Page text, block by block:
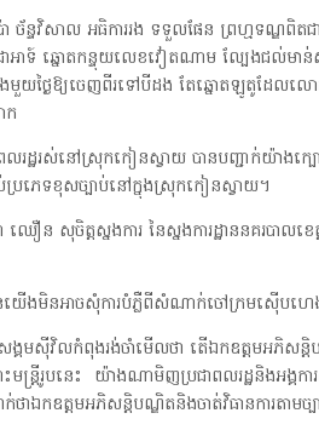
ច័ន្ទវិសាល អធិការរង ទទួលផែន ព្រហ្មទណ្ឌពិត
ជាអាទ៍ ឆ្នោតកន្ទុយលេខវៀតណាម ល្បែងជល់ម
មួយថ្ងៃឱ្យចេញពីរទៅបីដង តែឆ្នោតឡូតូដែលលោ
ក
ដ្ឋរស់នៅស្រុកកៀនស្វាយ បានបញ្ជាក់យ៉ាងក្បោ
រភេទខុសច្បាប់នៅក្នុងស្រុកកៀនស្វាយ។
ន សុចិត្តស្នងការ នៃស្នងការដ្ឋាននគរបាល
នយើងមិនអាចសុំការបំភ្លឺពីសំណាក់ចៅក្រមស៊ើបហេ
សង្គមស៊ីវិលកំពុងរង់ចាំមើលថា តើឯកឧត្តមអភិសន្តិ
មន្ត្រីរូបនេះ យ៉ាងណាមិញប្រជាពលរដ្ឋនិងអង្គ
ាឯកឧត្តមអភិសន្តិបណ្ឌិតនិងចាត់វិធានការតាមច្